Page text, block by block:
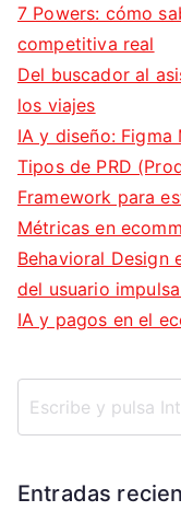
7 Powers: cómo
competitiva real
Del buscador al
los viajes
IA y diseño: Figma
Tipos de PRD
Framework para
Métricas en
Behavioral Design
del usuario
IA y pagos en el
Entradas